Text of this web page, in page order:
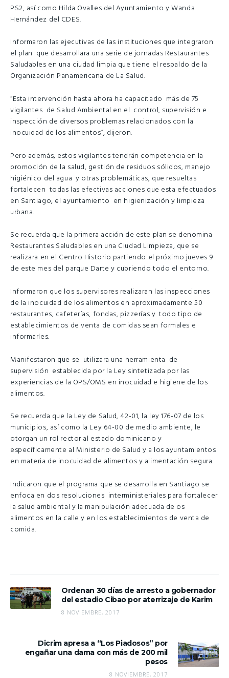
PS2, así como Hilda Ovalles del Ayuntamiento y Wanda
Hernández del CDES.
Informaron las ejecutivas de las instituciones que integraron
el plan que desarrollara una serie de jornadas Restaurantes
Saludables en una ciudad limpia que tiene el respaldo de la
Organización Panamericana de La Salud.
“Esta intervención hasta ahora ha capacitado más de 75
vigilantes de Salud Ambiental en el control, supervisión e
inspección de diversos problemas relacionados con la
inocuidad de los alimentos”, dijeron.
Pero además, estos vigilantes tendrán competencia en la
promoción de la salud, gestión de residuos sólidos, manejo
higiénico del agua y otras problemáticas, que resueltas
fortalecen todas las efectivas acciones que esta efectuados
en Santiago, el ayuntamiento en higienización y limpieza
urbana.
Se recuerda que la primera acción de este plan se denomina
Restaurantes Saludables en una Ciudad Limpieza, que se
realizara en el Centro Historio partiendo el próximo jueves 9
de este mes del parque Darte y cubriendo todo el entorno.
Informaron que los supervisores realizaran las inspecciones
de la inocuidad de los alimentos en aproximadamente 50
restaurantes, cafeterías, fondas, pizzerías y todo tipo de
establecimientos de venta de comidas sean formales e
informarles.
Manifestaron que se utilizara una herramienta de
supervisión establecida por la Ley sintetizada por las
experiencias de la OPS/OMS en inocuidad e higiene de los
alimentos.
Se recuerda que la Ley de Salud, 42-01, la ley 176-07 de los
municipios, así como la Ley 64-00 de medio ambiente, le
otorgan un rol rector al estado dominicano y
específicamente al Ministerio de Salud y a los ayuntamientos
en materia de inocuidad de alimentos y alimentación segura.
Indicaron que el programa que se desarrolla en Santiago se
enfoca en dos resoluciones interministeriales para fortalecer
la salud ambiental y la manipulación adecuada de os
alimentos en la calle y en los establecimientos de venta de
comida.
Ordenan 30 días de arresto a gobernador
del estadio Cibao por aterrizaje de Karim
8 NOVIEMBRE, 2017
Dicrim apresa a “Los Piadosos” por
engañar una dama con más de 200 mil
pesos
8 NOVIEMBRE, 2017